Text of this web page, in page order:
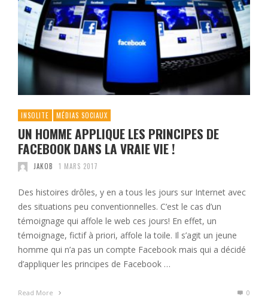
INSOLITE MÉDIAS SOCIAUX
UN HOMME APPLIQUE LES PRINCIPES DE
FACEBOOK DANS LA VRAIE VIE !
JAKOB 1 MARS 2017
Des histoires drôles, y en a tous les jours sur Internet avec
des situations peu conventionnelles. C’est le cas d’un
témoignage qui affole le web ces jours! En effet, un
témoignage, fictif à priori, affole la toile. Il s’agit un jeune
homme qui n’a pas un compte Facebook mais qui a décidé
d’appliquer les principes de Facebook …
Read More 0